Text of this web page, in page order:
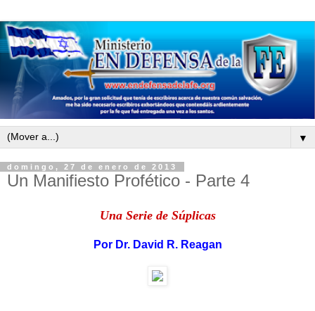
▼
domingo, 27 de enero de 2013
Un Manifiesto Profético - Parte 4
Una Serie de Súplicas
Por Dr. David R. Reagan